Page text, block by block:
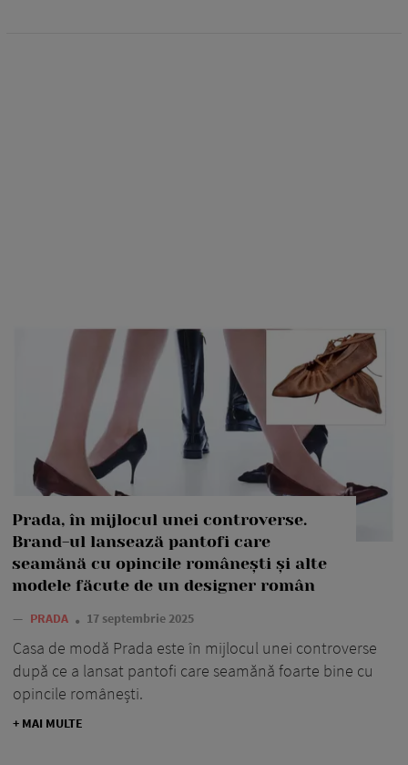
Prada, în mijlocul unei controverse.
Brand-ul lansează pantofi care
seamănă cu opincile românești și alte
modele făcute de un designer român
— PRADA 17 septembrie 2025
Casa de modă Prada este în mijlocul unei controverse
după ce a lansat pantofi care seamănă foarte bine cu
opincile românești.
+ MAI MULTE